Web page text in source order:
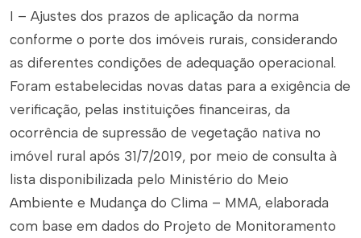
I – Ajustes dos prazos de aplicação da norma
conforme o porte dos imóveis rurais, considerando
as diferentes condições de adequação operacional.
Foram estabelecidas novas datas para a exigência de
verificação, pelas instituições financeiras, da
ocorrência de supressão de vegetação nativa no
imóvel rural após 31/7/2019, por meio de consulta à
lista disponibilizada pelo Ministério do Meio
Ambiente e Mudança do Clima – MMA, elaborada
com base em dados do Projeto de Monitoramento